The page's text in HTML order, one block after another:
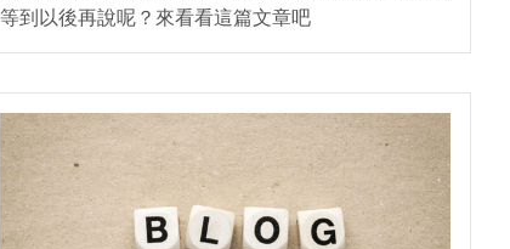
等到以後再說呢？來看看這篇文章吧